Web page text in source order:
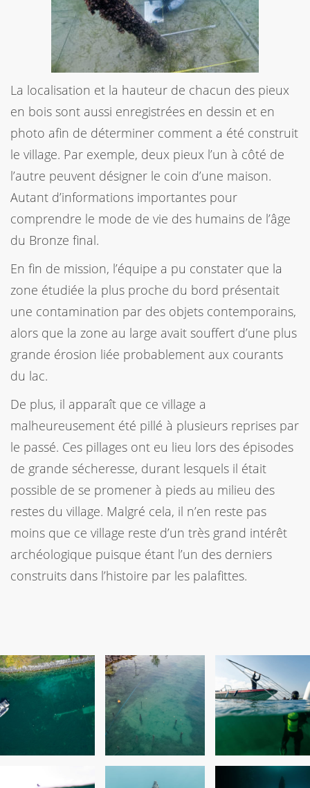
La localisation et la hauteur de chacun des pieux
en bois sont aussi enregistrées en dessin et en
photo afin de déterminer comment a été construit
le village. Par exemple, deux pieux l’un à côté de
l’autre peuvent désigner le coin d’une maison.
Autant d’informations importantes pour
comprendre le mode de vie des humains de l’âge
du Bronze final.
En fin de mission, l’équipe a pu constater que la
zone étudiée la plus proche du bord présentait
une contamination par des objets contemporains,
alors que la zone au large avait souffert d’une plus
grande érosion liée probablement aux courants
du lac.
De plus, il apparaît que ce village a
malheureusement été pillé à plusieurs reprises par
le passé. Ces pillages ont eu lieu lors des épisodes
de grande sécheresse, durant lesquels il était
possible de se promener à pieds au milieu des
restes du village. Malgré cela, il n’en reste pas
moins que ce village reste d’un très grand intérêt
archéologique puisque étant l’un des derniers
construits dans l’histoire par les palafittes.